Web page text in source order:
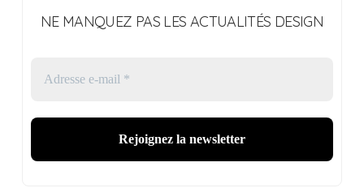
NE MANQUEZ PAS LES ACTUALITÉS DESIGN